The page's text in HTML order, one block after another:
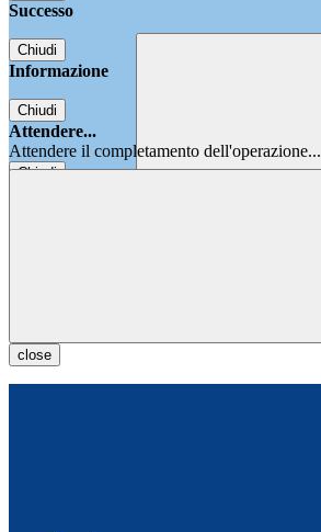
Successo
Chiudi
Informazione
Chiudi
Attendere...
Attendere il completamento dell'operazione...
Chiudi
close